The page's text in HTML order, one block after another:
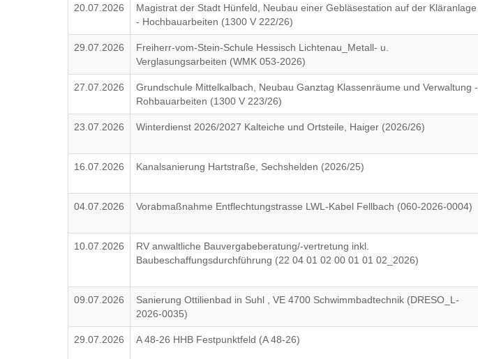
20.07.2026
Magistrat der Stadt Hünfeld, Neubau einer Gebläsestation auf der Kläranlage
- Hochbauarbeiten (1300 V 222/26)
29.07.2026
Freiherr-vom-Stein-Schule Hessisch Lichtenau_Metall- u.
Verglasungsarbeiten (WMK 053-2026)
27.07.2026
Grundschule Mittelkalbach, Neubau Ganztag Klassenräume und Verwaltung -
Rohbauarbeiten (1300 V 223/26)
23.07.2026 Winterdienst 2026/2027 Kalteiche und Ortsteile, Haiger (2026/26)
16.07.2026 Kanalsanierung Hartstraße, Sechshelden (2026/25)
04.07.2026 Vorabmaßnahme Entflechtungstrasse LWL-Kabel Fellbach (060-2026-0004)
10.07.2026
RV anwaltliche Bauvergabeberatung/-vertretung inkl.
Baubeschaffungsdurchführung (22 04 01 02 00 01 01 02_2026)
09.07.2026
Sanierung Ottilienbad in Suhl , VE 4700 Schwimmbadtechnik (DRESO_L-
2026-0035)
29.07.2026 A 48-26 HHB Festpunktfeld (A 48-26)